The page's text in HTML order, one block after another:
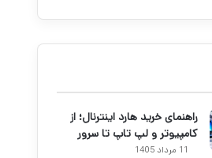
راهنمای خرید هارد اینترنال؛ از
کامپیوتر و لپ تاپ تا سرور
11 مرداد 1405